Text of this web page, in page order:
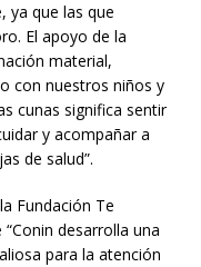
ya que las que
El apoyo de la
material,
con nuestros niños y
cunas significa sentir
y acompañar a
de salud”.
Fundación Te
desarrolla una
para la atención